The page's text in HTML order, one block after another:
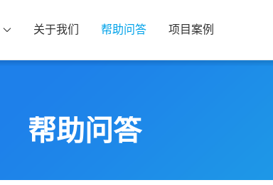
美业管理系统
关于我们 帮助问答 项目案例
帮助问答